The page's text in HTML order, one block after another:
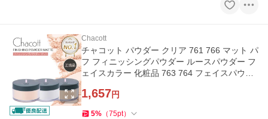
Chacott
チャコット パウダー クリア 761 766 マット パ
フ フィニッシングパウダー ルースパウダー フ
ェイスカラー 化粧品 763 764 フェイスパウダ
1,657円
5% （75pt）